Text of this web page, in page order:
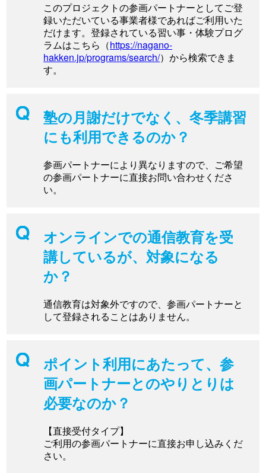
このプロジェクトの参画パートナーとしてご登
録いただいている事業者様であればご利用いた
だけます。登録されている習い事・体験プログ
ラムはこちら（https://nagano-
hakken.jp/programs/search/）から検索できま
す。
塾の月謝だけでなく、冬季講習
にも利用できるのか？
参画パートナーにより異なりますので、ご希望
の参画パートナーに直接お問い合わせくださ
い。
オンラインでの通信教育を受
講しているが、対象になる
か？
通信教育は対象外ですので、参画パートナーと
して登録されることはありません。
ポイント利用にあたって、参
画パートナーとのやりとりは
必要なのか？
【直接受付タイプ】
ご利用の参画パートナーに直接お申し込みくだ
さい。